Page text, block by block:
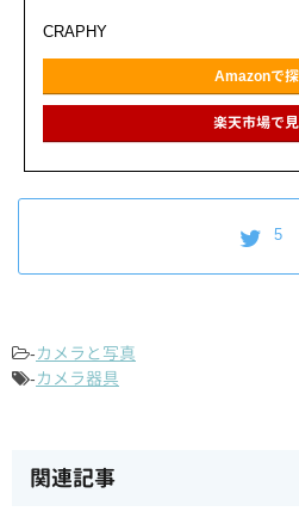
CRAPHY
Amazonで
楽天市場で
5
-カメラと写真
-カメラ器具
関連記事